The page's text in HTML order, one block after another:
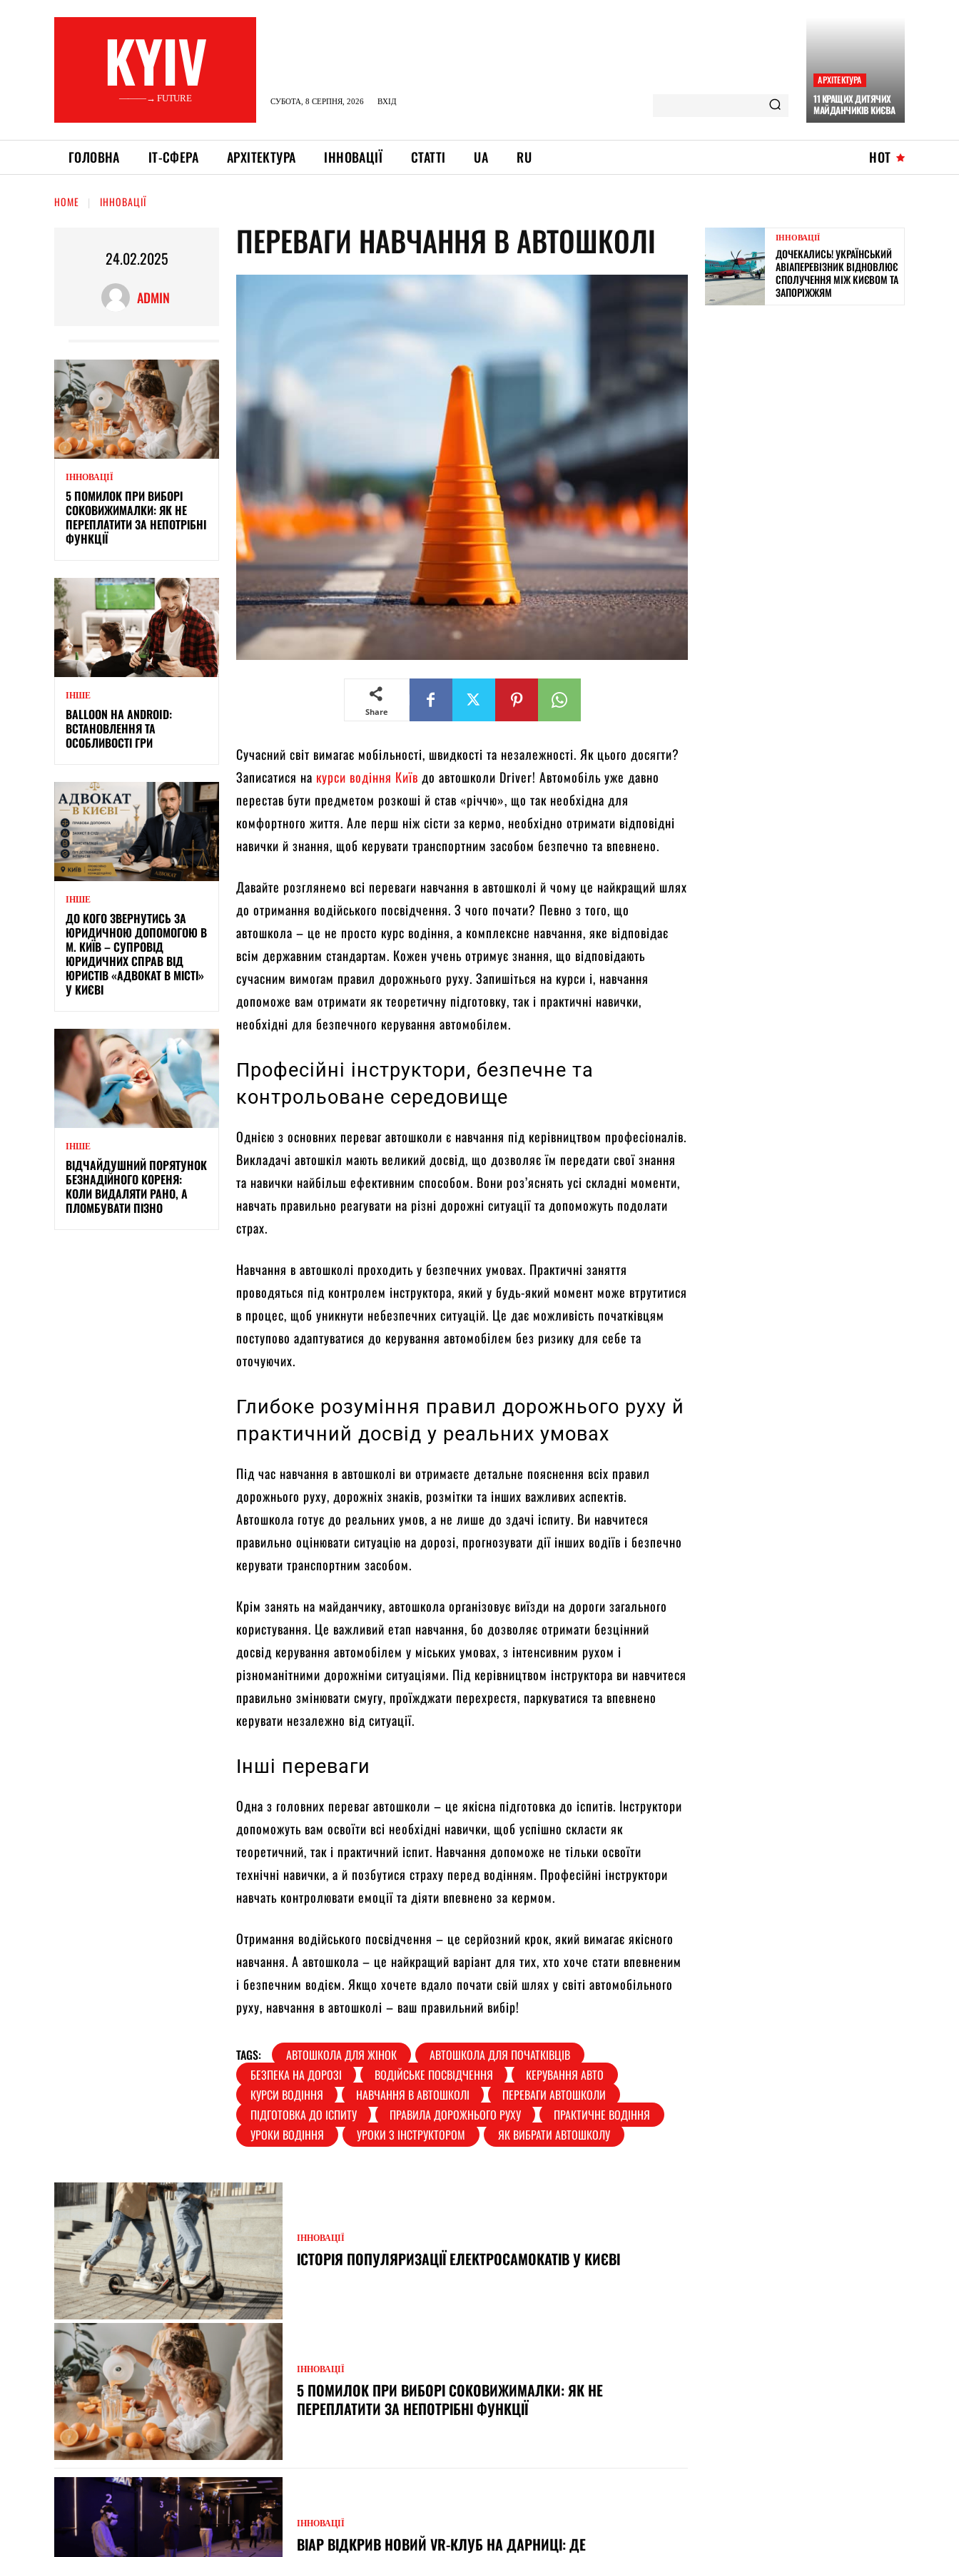
KYIV
———→ FUTURE СУБОТА, 8 СЕРПНЯ, 2026 ВХІД
АРХІТЕКТУРА
11 КРАЩИХ ДИТЯЧИХ
МАЙДАНЧИКІВ КИЄВА
ГОЛОВНА ІТ-СФЕРА АРХІТЕКТУРА ІННОВАЦІЇ СТАТТІ UA RU HOT
HOME ІННОВАЦІЇ
24.02.2025
ADMIN
ІННОВАЦІЇ
5 ПОМИЛОК ПРИ ВИБОРІ
СОКОВИЖИМАЛКИ: ЯК НЕ
ПЕРЕПЛАТИТИ ЗА НЕПОТРІБНІ
ФУНКЦІЇ
ІНШЕ
BALLOON НА ANDROID:
ВСТАНОВЛЕННЯ ТА
ОСОБЛИВОСТІ ГРИ
ІНШЕ
ДО КОГО ЗВЕРНУТИСЬ ЗА
ЮРИДИЧНОЮ ДОПОМОГОЮ В
М. КИЇВ – СУПРОВІД
ЮРИДИЧНИХ СПРАВ ВІД
ЮРИСТІВ «АДВОКАТ В МІСТІ»
У КИЄВІ
ІНШЕ
ВІДЧАЙДУШНИЙ ПОРЯТУНОК
БЕЗНАДІЙНОГО КОРЕНЯ:
КОЛИ ВИДАЛЯТИ РАНО, А
ПЛОМБУВАТИ ПІЗНО
ПЕРЕВАГИ НАВЧАННЯ В АВТОШКОЛІ
Share
Сучасний світ вимагає мобільності, швидкості та незалежності. Як цього досягти?
Записатися на курси водіння Київ до автошколи Driver! Автомобіль уже давно
перестав бути предметом розкоші й став «річчю», що так необхідна для
комфортного життя. Але перш ніж сісти за кермо, необхідно отримати відповідні
навички й знання, щоб керувати транспортним засобом безпечно та впевнено.
Давайте розглянемо всі переваги навчання в автошколі й чому це найкращий шлях
до отримання водійського посвідчення. З чого почати? Певно з того, що
автошкола – це не просто курс водіння, а комплексне навчання, яке відповідає
всім державним стандартам. Кожен учень отримує знання, що відповідають
сучасним вимогам правил дорожнього руху. Запишіться на курси і, навчання
допоможе вам отримати як теоретичну підготовку, так і практичні навички,
необхідні для безпечного керування автомобілем.
Професійні інструктори, безпечне та
контрольоване середовище
Однією з основних переваг автошколи є навчання під керівництвом професіоналів.
Викладачі автошкіл мають великий досвід, що дозволяє їм передати свої знання
та навички найбільш ефективним способом. Вони роз’яснять усі складні моменти,
навчать правильно реагувати на різні дорожні ситуації та допоможуть подолати
страх.
Навчання в автошколі проходить у безпечних умовах. Практичні заняття
проводяться під контролем інструктора, який у будь-який момент може втрутитися
в процес, щоб уникнути небезпечних ситуацій. Це дає можливість початківцям
поступово адаптуватися до керування автомобілем без ризику для себе та
оточуючих.
Глибоке розуміння правил дорожнього руху й
практичний досвід у реальних умовах
Під час навчання в автошколі ви отримаєте детальне пояснення всіх правил
дорожнього руху, дорожніх знаків, розмітки та інших важливих аспектів.
Автошкола готує до реальних умов, а не лише до здачі іспиту. Ви навчитеся
правильно оцінювати ситуацію на дорозі, прогнозувати дії інших водіїв і безпечно
керувати транспортним засобом.
Крім занять на майданчику, автошкола організовує виїзди на дороги загального
користування. Це важливий етап навчання, бо дозволяє отримати безцінний
досвід керування автомобілем у міських умовах, з інтенсивним рухом і
різноманітними дорожніми ситуаціями. Під керівництвом інструктора ви навчитеся
правильно змінювати смугу, проїжджати перехрестя, паркуватися та впевнено
керувати незалежно від ситуації.
Інші переваги
Одна з головних переваг автошколи – це якісна підготовка до іспитів. Інструктори
допоможуть вам освоїти всі необхідні навички, щоб успішно скласти як
теоретичний, так і практичний іспит. Навчання допоможе не тільки освоїти
технічні навички, а й позбутися страху перед водінням. Професійні інструктори
навчать контролювати емоції та діяти впевнено за кермом.
Отримання водійського посвідчення – це серйозний крок, який вимагає якісного
навчання. А автошкола – це найкращий варіант для тих, хто хоче стати впевненим
і безпечним водієм. Якщо хочете вдало почати свій шлях у світі автомобільного
руху, навчання в автошколі – ваш правильний вибір!
TAGS: АВТОШКОЛА ДЛЯ ЖІНОК
АВТОШКОЛА ДЛЯ ПОЧАТКІВЦІВ
БЕЗПЕКА НА ДОРОЗІ
ВОДІЙСЬКЕ ПОСВІДЧЕННЯ
КЕРУВАННЯ АВТО
КУРСИ ВОДІННЯ
НАВЧАННЯ В АВТОШКОЛІ
ПЕРЕВАГИ АВТОШКОЛИ
ПІДГОТОВКА ДО ІСПИТУ
ПРАВИЛА ДОРОЖНЬОГО РУХУ
ПРАКТИЧНЕ ВОДІННЯ
УРОКИ ВОДІННЯ
УРОКИ З ІНСТРУКТОРОМ ЯК ВИБРАТИ АВТОШКОЛУ
ІННОВАЦІЇ
ІСТОРІЯ ПОПУЛЯРИЗАЦІЇ ЕЛЕКТРОСАМОКАТІВ У КИЄВІ
ІННОВАЦІЇ
5 ПОМИЛОК ПРИ ВИБОРІ СОКОВИЖИМАЛКИ: ЯК НЕ
ПЕРЕПЛАТИТИ ЗА НЕПОТРІБНІ ФУНКЦІЇ
ІННОВАЦІЇ
ВІАР ВІДКРИВ НОВИЙ VR-КЛУБ НА ДАРНИЦІ: ДЕ
ІННОВАЦІЇ
ДОЧЕКАЛИСЬ! УКРАЇНСЬКИЙ
АВІАПЕРЕВІЗНИК ВІДНОВЛЮЄ
СПОЛУЧЕННЯ МІЖ КИЄВОМ ТА
ЗАПОРІЖЖЯМ